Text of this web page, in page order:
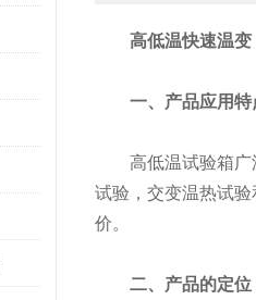
高低温快速温
一、产品应用特
高低温试验箱广泛
试验，交变温热试
价。
二、产品的定位